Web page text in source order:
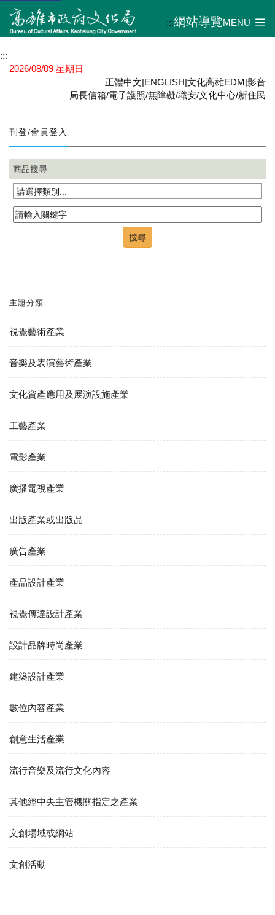
:::網站導覽MENU
:::
2026/08/09 星期日
正體中文|ENGLISH|文化高雄EDM|影音
局長信箱/電子護照/無障礙/職安/文化中心/新住民
刊登/會員登入
商品搜尋
請選擇類別...
搜尋
主題分類
視覺藝術產業
音樂及表演藝術產業
文化資產應用及展演設施產業
工藝產業
電影產業
廣播電視產業
出版產業或出版品
廣告產業
產品設計產業
視覺傳達設計產業
設計品牌時尚產業
建築設計產業
數位內容產業
創意生活產業
流行音樂及流行文化內容
其他經中央主管機關指定之產業
文創場域或網站
文創活動